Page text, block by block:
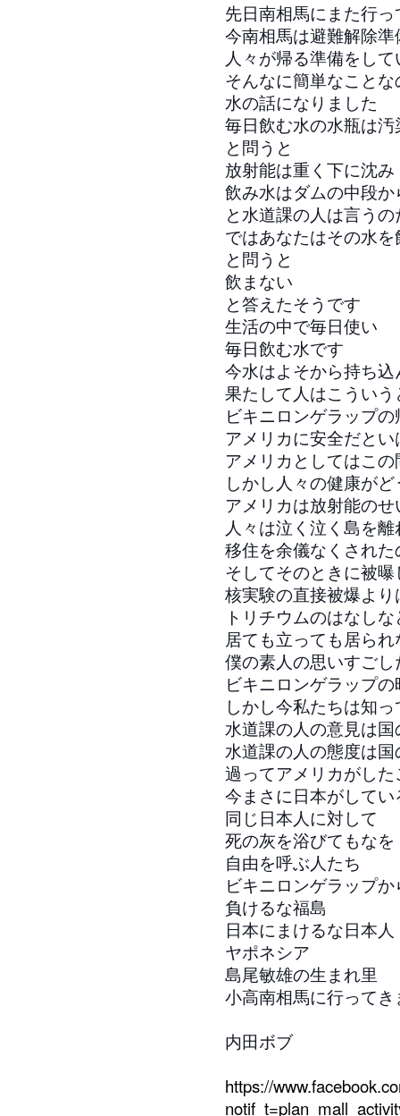
先日南相馬にまた行
今南相馬は避難解除
人々が帰る準備をし
そんなに簡単なこと
水の話になりました
毎日飲む水の水瓶は
と問うと
放射能は重く下に沈み
飲み水はダムの中段
と水道課の人は言う
ではあなたはその水
と問うと
飲まない
と答えたそうです
生活の中で毎日使い
毎日飲む水です
今水はよそから持ち
果たして人はこうい
ビキニロンゲラップ
アメリカに安全だと
アメリカとしてはこ
しかし人々の健康が
アメリカは放射能の
人々は泣く泣く島を
移住を余儀なくされ
そしてそのときに被
核実験の直接被爆よ
トリチウムのはなし
居ても立っても居られ
僕の素人の思いすご
ビキニロンゲラップ
しかし今私たちは知
水道課の人の意見は
水道課の人の態度は
過ってアメリカがした
今まさに日本がしてい
同じ日本人に対して
死の灰を浴びてもなを
自由を呼ぶ人たち
ビキニロンゲラップ
負けるな福島
日本にまけるな日本人
ヤポネシア
島尾敏雄の生まれ里
小高南相馬に行ってき
内田ボブ
https://